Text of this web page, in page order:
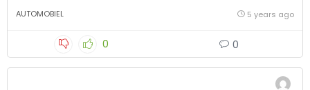
AUTOMOBIEL 5 years ago
0 0